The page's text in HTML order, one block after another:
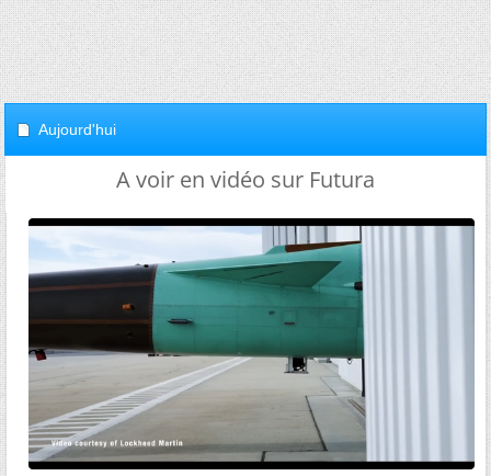
Aujourd'hui
A voir en vidéo sur Futura